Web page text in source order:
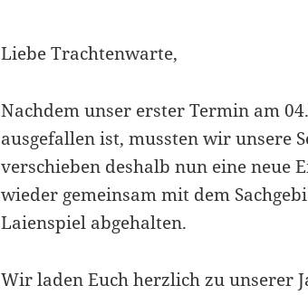
Liebe Trachtenwarte,
Nachdem unser erster Termin am
ausgefallen ist, mussten wir unsere
verschieben deshalb nun eine neue
wieder gemeinsam mit dem
Laienspiel abgehalten.
Wir laden Euch herzlich zu unserer